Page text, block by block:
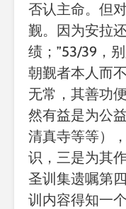
否认主命。但
觐。因为安拉
绩；”53/39，
朝觐者本人而
无常，其善功
然有益是为公
清真寺等等）
识，三是为其
圣训集遗嘱第
训内容得知一